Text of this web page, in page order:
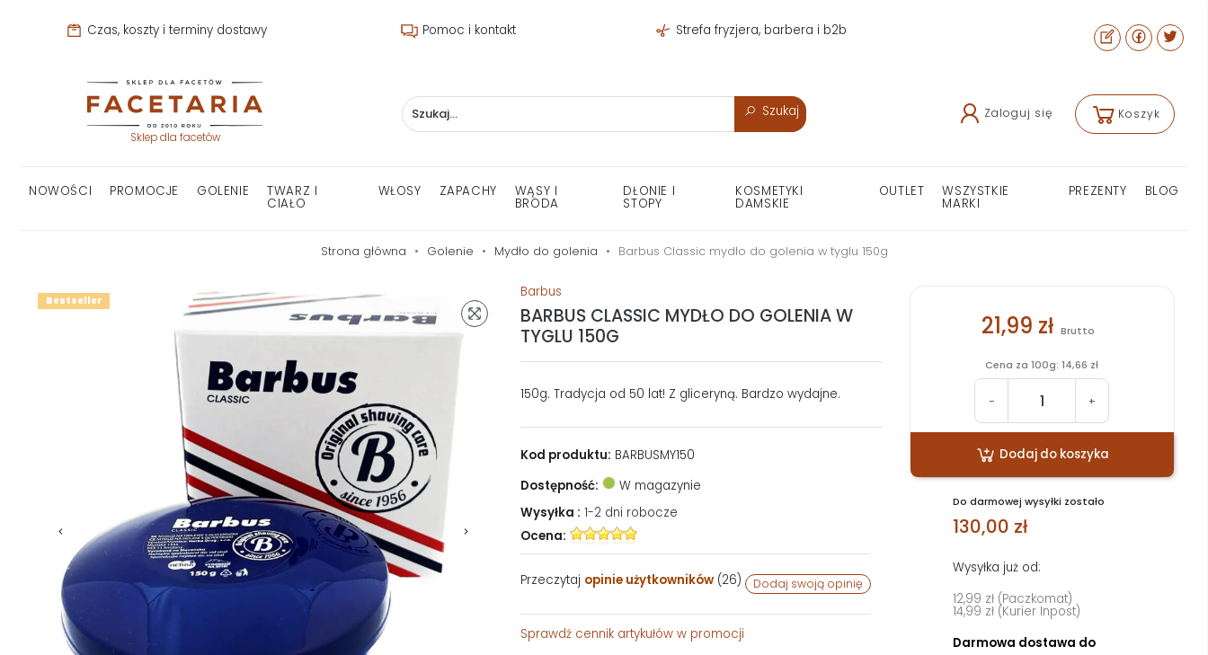
Czas, koszty i terminy dostawy Pomoc i kontakt Strefa fryzjera, barbera i b2b
Sklep dla facetów
Szukaj Zaloguj się Koszyk
NOWOŚCI PROMOCJE GOLENIE TWARZ I
CIAŁO
WŁOSY ZAPACHY WĄSY I
BRODA
DŁONIE I
STOPY
KOSMETYKI
DAMSKIE
OUTLET WSZYSTKIE
MARKI
PREZENTY BLOG
Strona główna Golenie Mydło do golenia Barbus Classic mydło do golenia w tyglu 150g
Bestseller
Barbus
BARBUS CLASSIC MYDŁO DO GOLENIA W
TYGLU 150G
150g. Tradycja od 50 lat! Z gliceryną. Bardzo wydajne.
Kod produktu: BARBUSMY150
Dostępność:
W magazynie
Wysyłka : 1-2 dni robocze
Ocena:
Przeczytaj opinie użytkowników(26) Dodaj swoją opinię
Sprawdź cennik artykułów w promocji
21,99 zł Brutto
Cena za 100g: 14,66 zł
- +
Dodaj do koszyka
Do darmowej wysyłki zostało
130,00 zł
Wysyłka już od:
12,99 zł (Paczkomat)
14,99 zł (Kurier Inpost)
Darmowa dostawa do